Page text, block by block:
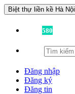
Biệt thự liền kề Hà Nội
580
Đăng nhập
Đăng ký
Đăng tin